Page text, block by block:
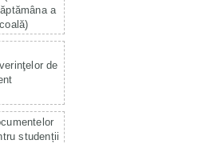
a
de
studenții